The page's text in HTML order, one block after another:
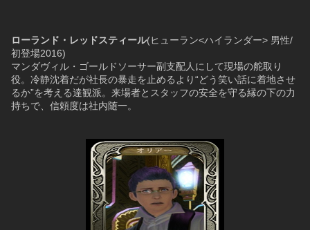
ローランド・レッドスティール(ヒューラン<ハイランダー> 男性/
初登場2016)
マンダヴィル・ゴールドソーサー副支配人にして現場の舵取り
役。冷静沈着だが社長の暴走を止めるより“どう笑い話に着地させ
るか”を考える達観派。来場者とスタッフの安全を守る縁の下の力
持ちで、信頼度は社内随一。